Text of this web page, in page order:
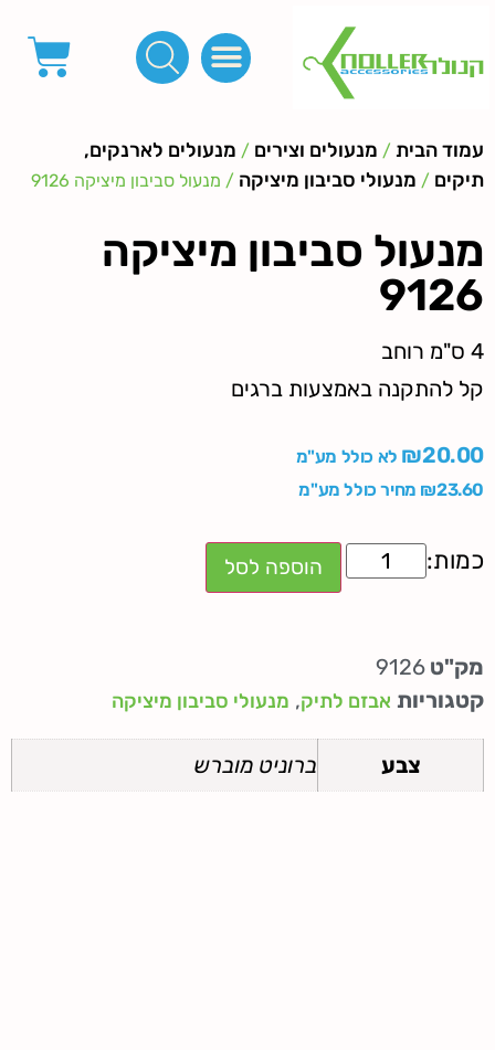
עמוד הבית / מנעולים וצירים / מנעולים לארנקים,
תיקים / מנעולי סביבון מיציקה / מנעול סביבון מיציקה 9126
מנעול סביבון מיציקה
9126
4 ס"מ רוחב
קל להתקנה באמצעות ברגים
₪20.00
לא כולל מע"מ
₪23.60 מחיר כולל מע"מ
הוספה לסל
מק"ט 9126
קטגוריות אבזם לתיק, מנעולי סביבון מיציקה
צבע ברוניט מוברש